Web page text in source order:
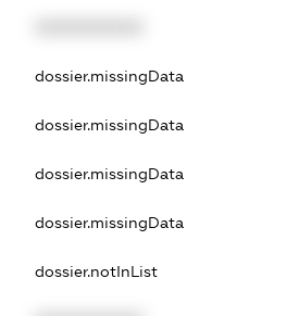
dossier.missingData
dossier.missingData
dossier.missingData
dossier.missingData
dossier.notInList